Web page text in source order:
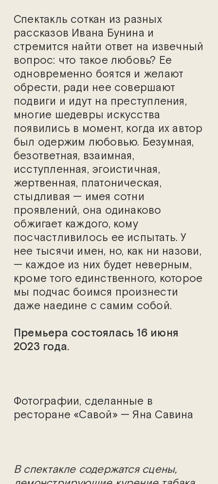
Спектакль соткан из разных
рассказов Ивана Бунина и
стремится найти ответ на извечный
вопрос: что такое любовь? Ее
одновременно боятся и желают
обрести, ради нее совершают
подвиги и идут на преступления,
многие шедевры искусства
появились в момент, когда их автор
был одержим любовью. Безумная,
безответная, взаимная,
исступленная, эгоистичная,
жертвенная, платоническая,
стыдливая — имея сотни
проявлений, она одинаково
обжигает каждого, кому
посчастливилось ее испытать. У
нее тысячи имен, но, как ни назови,
— каждое из них будет неверным,
кроме того единственного, которое
мы подчас боимся произнести
даже наедине с самим собой.
Премьера состоялась 16 июня
2023 года.
Фотографии, сделанные в
ресторане «Савой» — Яна Савина
В спектакле содержатся сцены,